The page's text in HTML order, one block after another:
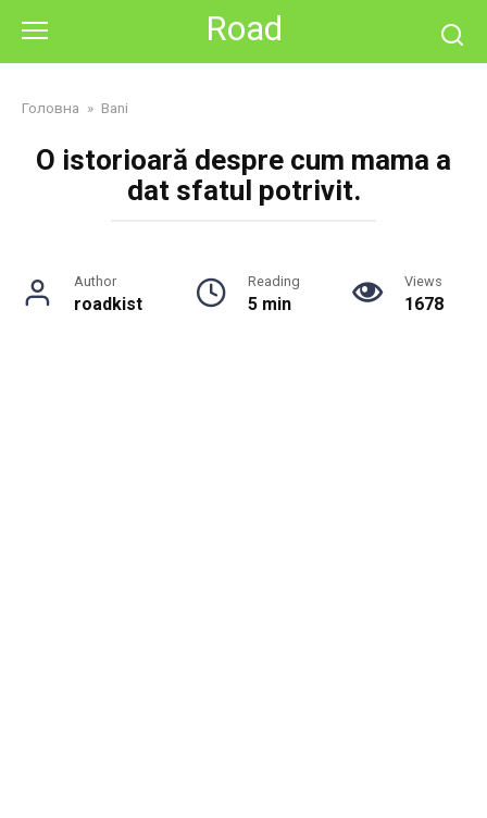
content
Road
Головна » Bani
O istorioară despre cum mama a
dat sfatul potrivit.
Author
roadkist
Reading
5 min
Views
1678